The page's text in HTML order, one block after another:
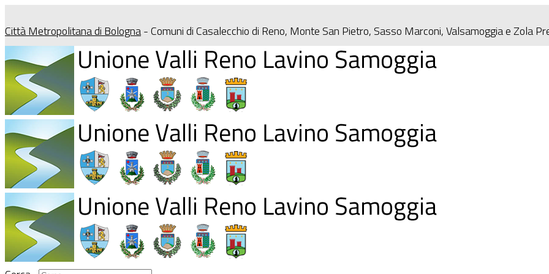
Città Metropolitana di Bologna- Comuni di Casalecchio di Reno, Monte San Pietro, Sasso Marconi, Valsamoggia e Zola